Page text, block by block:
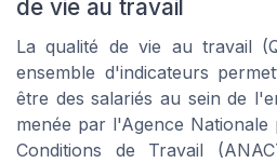
de vie au travail
La qualité de vie au travail
ensemble d'indicateurs
être des salariés au sein de
menée par l'Agence
Conditions de Travail